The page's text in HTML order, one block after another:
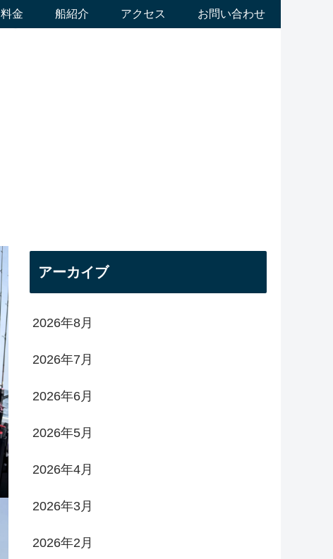
料金 船紹介 アクセス お問い合わせ
アーカイブ
2026年8月
2026年7月
2026年6月
2026年5月
2026年4月
2026年3月
2026年2月